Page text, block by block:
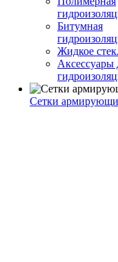
Битумная
Жидкое
Аксессуары
Сетки